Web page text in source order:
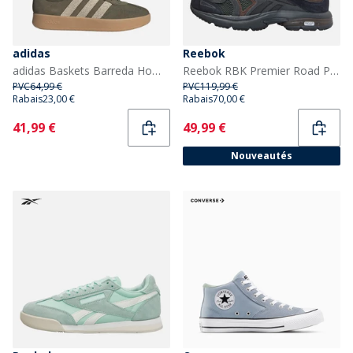
adidas
adidas Baskets Barreda Homme Olive Strata/Wonder Beige/Gum
PVC64,99 €
Rabais23,00 €
Current
41,99 €
Reebok
Reebok RBK Premier Road Plus VI Baskets Gris/Gris/Noir
PVC119,99 €
Rabais70,00 €
Current
49,99 €
Nouveautés